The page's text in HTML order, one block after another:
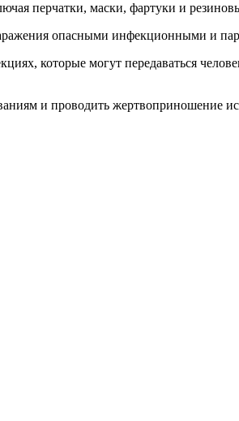
перчатки, маски, фартуки и
опасными инфекционными и
которые могут передаваться
и проводить жертвоприношение